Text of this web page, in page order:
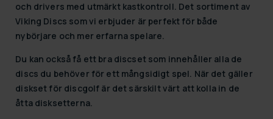
och drivers med utmärkt kastkontroll. Det sortiment av
Viking Discs som vi erbjuder är perfekt för både
nybörjare och mer erfarna spelare.
Du kan också få ett bra discset som innehåller alla de
discs du behöver för ett mångsidigt spel. När det gäller
diskset för discgolf är det särskilt värt att kolla in de
åtta disksetterna.